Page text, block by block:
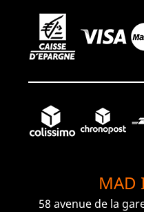
MAD
58 avenue de la